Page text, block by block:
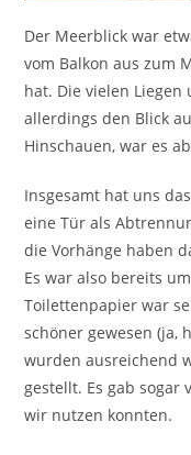
Der Meerblick war
vom Balkon aus zum
hat. Die vielen
allerdings den Blick
Hinschauen, war es
Insgesamt hat uns
eine Tür als
die Vorhänge haben
Es war also bereits
Toilettenpapier war
schöner gewesen (ja,
wurden ausreichend
gestellt. Es gab sogar
wir nutzen konnten.